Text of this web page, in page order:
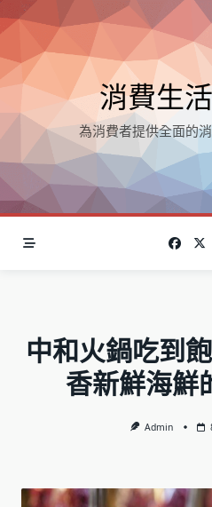
Skip
to
content
消費生
為消費者提供全面的
中和火鍋吃到
香新鮮海鮮
Admin